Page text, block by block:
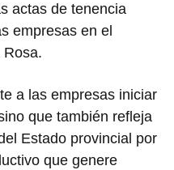
actas de tenencia
empresas en el
Rosa.
a las empresas iniciar
que también refleja
Estado provincial por
que genere